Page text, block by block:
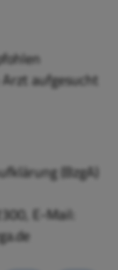
aufgesucht
(BzgA)
, E-Mail: